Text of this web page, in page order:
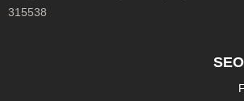
315538